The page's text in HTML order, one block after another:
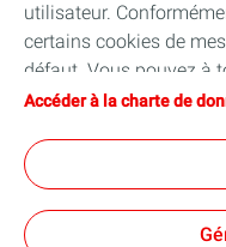
Projets
Publications
utilisateur.
certains cookies de
défaut. Vous pouvez à
paramètres de cookies
vous acceptez le dépôt
cas où vous cliquez
techniques
Accéder à la charte de